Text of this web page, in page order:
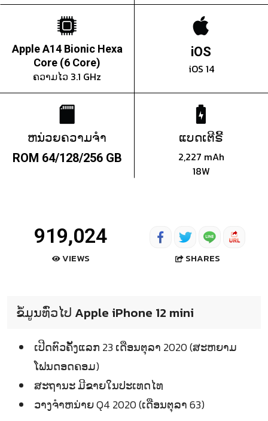
Apple A14 Bionic Hexa
Core (6 Core)
ຄວາມໄວ 3.1 GHz
iOS
iOS 14
ຫນ່ວຍຄວາມຈຳ
ROM 64/128/256 GB
ແບດເຕີຣີ້
2,227 mAh
18W
919,024
VIEWS SHARES
ຂໍ້ມູນທົ່ວໄປ Apple iPhone 12 mini
ເປີດຕົວຄັ້ງແລກ 23 ເດືອນຕຸລາ 2020 (ສະຫຍາມ
ໂຟນດອດຄອມ)
ສະຖານະ ມີຂາຍໃນປະເທດໄທ
ວາງຈຳຫນ່າຍ Q4 2020 (ເດືອນຕຸລາ 63)